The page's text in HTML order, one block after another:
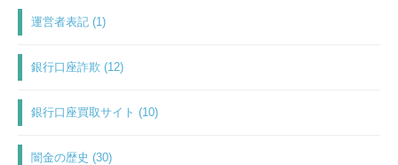
運営者表記 (1)
銀行口座詐欺 (12)
銀行口座買取サイト (10)
闇金の歴史 (30)